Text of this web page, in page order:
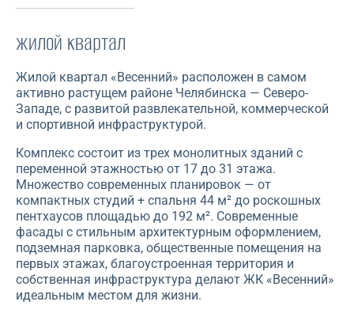
жилой квартал
Жилой квартал «Весенний» расположен в самом
активно растущем районе Челябинска — Северо-
Западе, с развитой развлекательной, коммерческой
и спортивной инфраструктурой.
Комплекс состоит из трех монолитных зданий с
переменной этажностью от 17 до 31 этажа.
Множество современных планировок — от
компактных студий + спальня 44 м² до роскошных
пентхаусов площадью до 192 м². Современные
фасады с стильным архитектурным оформлением,
подземная парковка, общественные помещения на
первых этажах, благоустроенная территория и
собственная инфраструктура делают ЖК «Весенний»
идеальным местом для жизни.